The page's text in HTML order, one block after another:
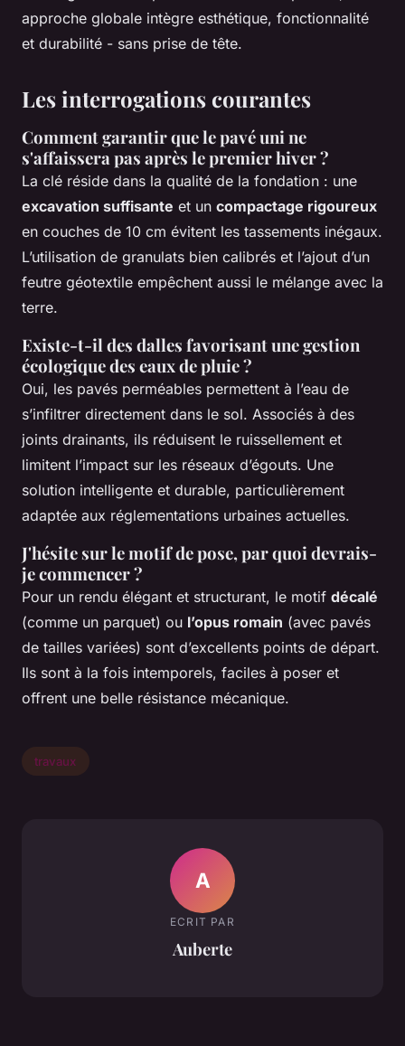
approche globale intègre esthétique, fonctionnalité
et durabilité - sans prise de tête.
Les interrogations courantes
Comment garantir que le pavé uni ne
s'affaissera pas après le premier hiver ?
La clé réside dans la qualité de la fondation : une
excavation suffisante et un compactage rigoureux
en couches de 10 cm évitent les tassements inégaux.
L’utilisation de granulats bien calibrés et l’ajout d’un
feutre géotextile empêchent aussi le mélange avec la
terre.
Existe-t-il des dalles favorisant une gestion
écologique des eaux de pluie ?
Oui, les pavés perméables permettent à l’eau de
s’infiltrer directement dans le sol. Associés à des
joints drainants, ils réduisent le ruissellement et
limitent l’impact sur les réseaux d’égouts. Une
solution intelligente et durable, particulièrement
adaptée aux réglementations urbaines actuelles.
J'hésite sur le motif de pose, par quoi devrais-
je commencer ?
Pour un rendu élégant et structurant, le motif décalé
(comme un parquet) ou l’opus romain (avec pavés
de tailles variées) sont d’excellents points de départ.
Ils sont à la fois intemporels, faciles à poser et
offrent une belle résistance mécanique.
travaux
A
ECRIT PAR
Auberte